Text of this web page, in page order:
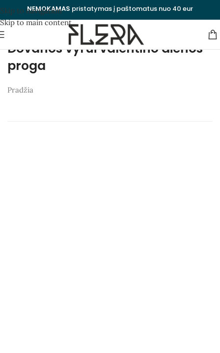
Skip to navigation
Skip to main content
NEMOKAMAS pristatymas į paštomatus nuo 40 eur
Dovanos vyrui valentino dienos
proga
Pradžia